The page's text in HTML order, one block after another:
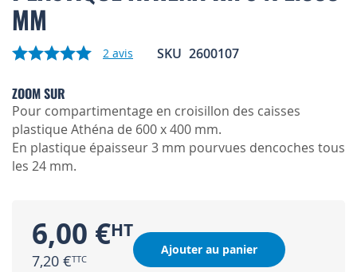
the
images
gallery
MM
2 avis SKU 2600107
ZOOM SUR
Pour compartimentage en croisillon des caisses
plastique Athéna de 600 x 400 mm.
En plastique épaisseur 3 mm pourvues dencoches tous
les 24 mm.
6,00 €
7,20 €
Ajouter au panier